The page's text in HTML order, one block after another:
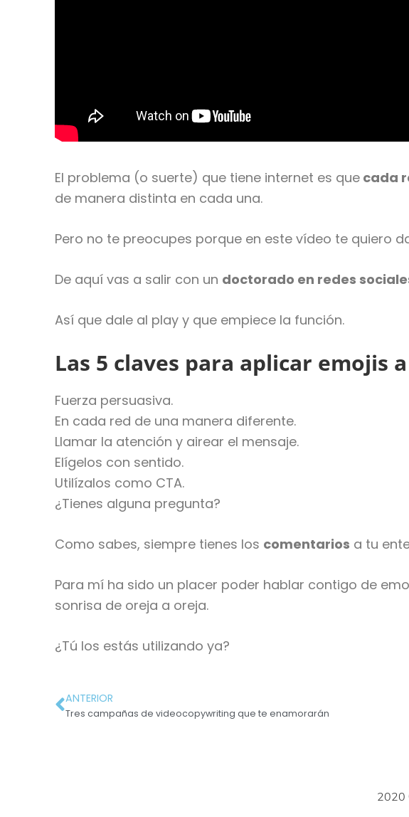
El problema (o suerte) que tiene internet es que cada
de manera distinta en cada una.
Pero no te preocupes porque en este vídeo te quiero
De aquí vas a salir con un doctorado en redes
Así que dale al play y que empiece la función.
Las 5 claves para aplicar emojis
Fuerza persuasiva.
En cada red de una manera diferente.
Llamar la atención y airear el mensaje.
Elígelos con sentido.
Utilízalos como CTA.
¿Tienes alguna pregunta?
Como sabes, siempre tienes los comentarios a tu
Para mí ha sido un placer poder hablar contigo de
sonrisa de oreja a oreja.
¿Tú los estás utilizando ya?
ANTERIOR
Tres campañas de videocopywriting que te enamorarán
2020